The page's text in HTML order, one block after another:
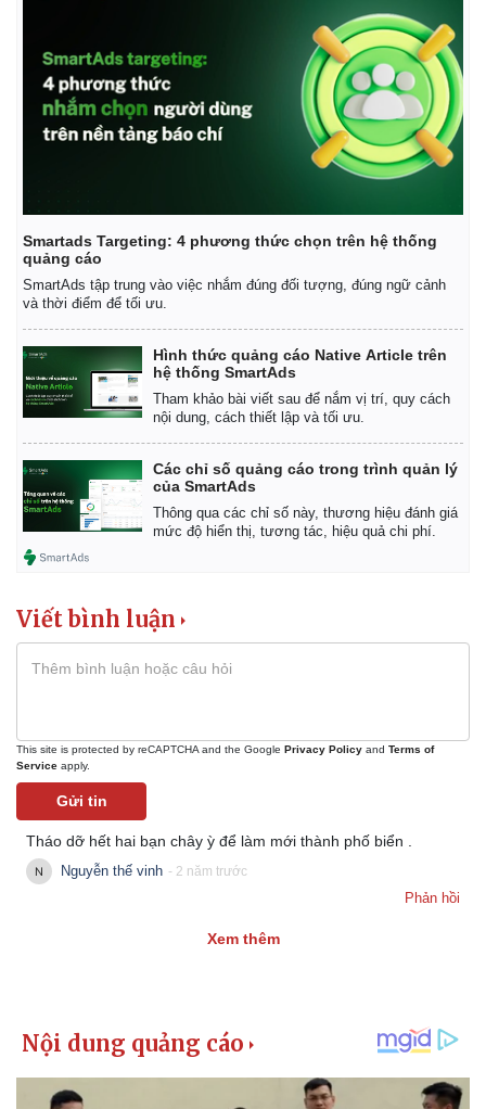
Kinh tế
Khởi nghiệp
Thị trường
Giá vàng
Smartads Targeting: 4 phương thức chọn trên hệ thống
quảng cáo
SmartAds tập trung vào việc nhắm đúng đối tượng, đúng ngữ cảnh
và thời điểm để tối ưu.
Hình thức quảng cáo Native Article trên
hệ thống SmartAds
Tham khảo bài viết sau để nắm vị trí, quy cách
nội dung, cách thiết lập và tối ưu.
Các chỉ số quảng cáo trong trình quản lý
của SmartAds
Thông qua các chỉ số này, thương hiệu đánh giá
mức độ hiển thị, tương tác, hiệu quả chi phí.
Viết bình luận
This site is protected by reCAPTCHA and the Google Privacy Policy and Terms of
Service apply.
Gửi tin
Tháo dỡ hết hai bạn chây ỳ để làm mới thành phố biển .
Nguyễn thế vinh - 2 năm trước
Phản hồi
Xem thêm